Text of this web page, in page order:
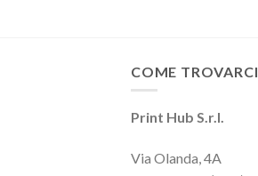
COME TROVARCI
Print Hub S.r.l.
Via Olanda, 4A